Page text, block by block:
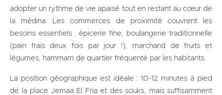
adopter un rythme de vie apaisé tout en restant au cœur de
la médina. Les commerces de proximité couvrent les
besoins essentiels : épicerie fine, boulangerie traditionnelle
(pain frais deux fois par jour !), marchand de fruits et
légumes, hammam de quartier fréquenté par les habitants.
La position géographique est idéale : 10-12 minutes à pied
de la place Jemaa El Fna et des souks, mais suffisamment